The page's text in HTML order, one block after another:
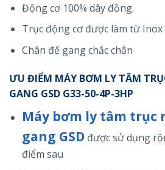
Động cơ 100% dây đồng.
Trục động cơ được làm từ Inox
Chân đế gang chắc chắn
ƯU ĐIỂM MÁY BƠM LY TÂM
GANG GSD G33-50-4P-3HP
Máy bơm ly tâm trục
gang GSDđược sử dụng
điểm sau